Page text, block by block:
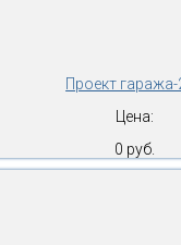
Проект
Цена:
0 руб.